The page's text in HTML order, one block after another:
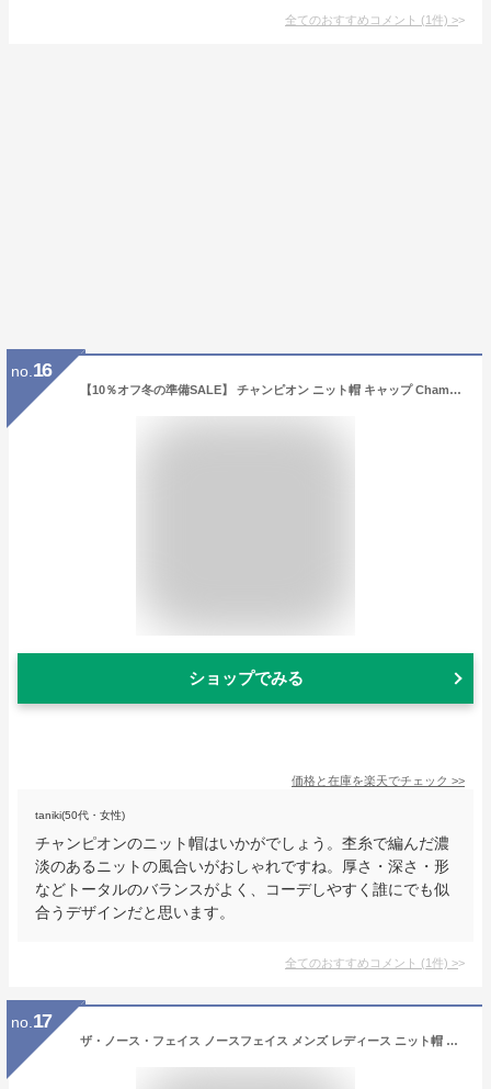
全てのおすすめコメント (1件) >
no. 16
【10％オフ冬の準備SALE】 チャンピオン ニット帽 キャップ Champion スノボ スノーボード ゆうパケット ニットキャップ MIXダブルワッチ ロゴ CAP ブラック グレー ブルー ネイビー 帽子 メンズ レディース ワンポイント スポーツ かわいい ブランド コーデ
ショップでみる
価格と在庫を楽天でチェック >>
taniki(50代・女性)
チャンピオンのニット帽はいかがでしょう。杢糸で編んだ濃
淡のあるニットの風合いがおしゃれですね。厚さ・深さ・形
などトータルのバランスがよく、コーデしやすく誰にでも似
合うデザインだと思います。
全てのおすすめコメント (1件) >
no. 17
ザ・ノース・フェイス ノースフェイス メンズ レディース ニット帽 ケーブルビーニー Cable Beanie アーバンネイビー NN42334 UN ビーニー 秋 冬 秋冬 帽子 ニット帽子 ニットキャップ ビーニー帽 ビーニーキャップ 男性 女性